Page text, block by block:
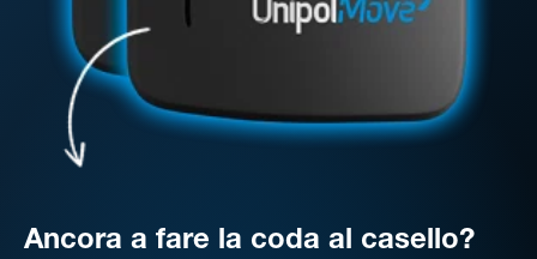
Ancora a fare la coda al casello?